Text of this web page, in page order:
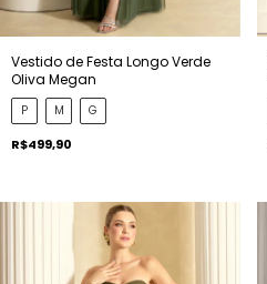
Vestido de Festa Longo Verde
Oliva Megan
P M G
R$499,90